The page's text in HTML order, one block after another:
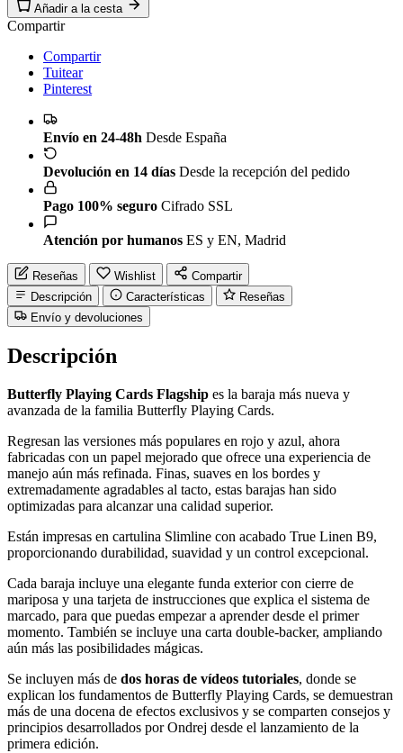
Añadir a la cesta
Compartir
Compartir
Tuitear
Pinterest
Envío en 24-48h Desde España
Devolución en 14 días Desde la recepción del pedido
Pago 100% seguro Cifrado SSL
Atención por humanos ES y EN, Madrid
Reseñas Wishlist
Compartir
Descripción
Características
Reseñas
Envío y devoluciones
Descripción
Butterfly Playing Cards Flagship es la baraja más nueva y
avanzada de la familia Butterfly Playing Cards.
Regresan las versiones más populares en rojo y azul, ahora
fabricadas con un papel mejorado que ofrece una experiencia de
manejo aún más refinada. Finas, suaves en los bordes y
extremadamente agradables al tacto, estas barajas han sido
optimizadas para alcanzar una calidad superior.
Están impresas en cartulina Slimline con acabado True Linen B9,
proporcionando durabilidad, suavidad y un control excepcional.
Cada baraja incluye una elegante funda exterior con cierre de
mariposa y una tarjeta de instrucciones que explica el sistema de
marcado, para que puedas empezar a aprender desde el primer
momento. También se incluye una carta double-backer, ampliando
aún más las posibilidades mágicas.
Se incluyen más de dos horas de vídeos tutoriales, donde se
explican los fundamentos de Butterfly Playing Cards, se demuestran
más de una docena de efectos exclusivos y se comparten consejos y
principios desarrollados por Ondrej desde el lanzamiento de la
primera edición.